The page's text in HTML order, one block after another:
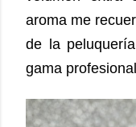
aroma me
de la
gama